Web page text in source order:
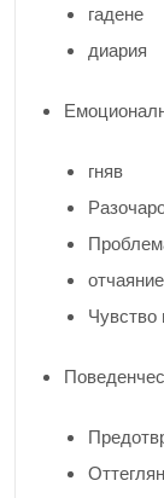
гадене
диария
гняв
отчаяние
Чувство